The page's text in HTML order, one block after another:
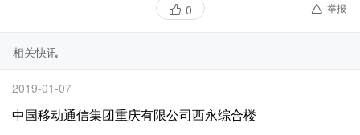
0 举报
相关快讯
2019-01-07
中国移动通信集团重庆有限公司西永综合楼